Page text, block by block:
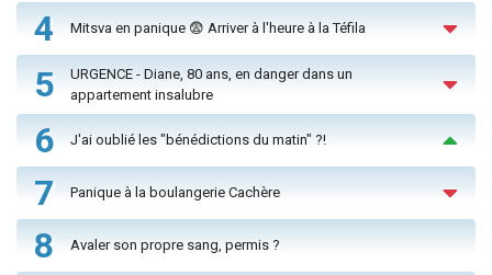
4 Mitsva en panique 😨 Arriver à l'heure à la Téfila
5
URGENCE - Diane, 80 ans, en danger dans un
appartement insalubre
6 J'ai oublié les "bénédictions du matin" ?!
7 Panique à la boulangerie Cachère
8 Avaler son propre sang, permis ?